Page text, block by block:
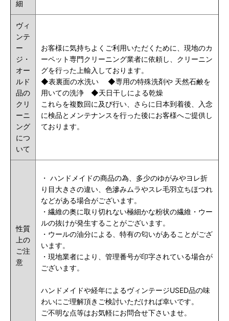
細
ヴィ
ンテ
ー
ジ・
オー
ルド
品の
クリ
ーニ
ング
につ
いて
お客様に気持ちよくご利用いただくために、現地のカ
ーペット専門クリーニング業者に依頼し、クリーニン
グを行った上輸入しております。
◆表裏面の水洗い ◆専用の特殊洗剤や 天然石鹸を
用いての洗浄 ◆天日干しによる乾燥
これらを複数回に及び行い、さらに日本到着後、入念
に検品とメンテナンスを行った後にお客様へご提供し
ております。
性質
上の
ご注
意
・ ハンドメイドの商品の為、多少のゆがみやヨレ折
り目大きさの違い、色滲みムラやスレ毛羽立ちほつれ
などがある場合がございます。
・繊維の奥に取り切れない極細かな粉状の繊維・ウー
ルの抜けが発生することがございます。
・ウールの油分による、特有の匂いがあることがござ
います。
・現地業者により、管理番号が印字されている場合が
ございます。
ハンドメイドや経年によるヴィンテージUSED品の味
わいにご理解頂きご検討いただければ幸いです。
ご不明な点等はお気軽にお問合せ下さいませ。